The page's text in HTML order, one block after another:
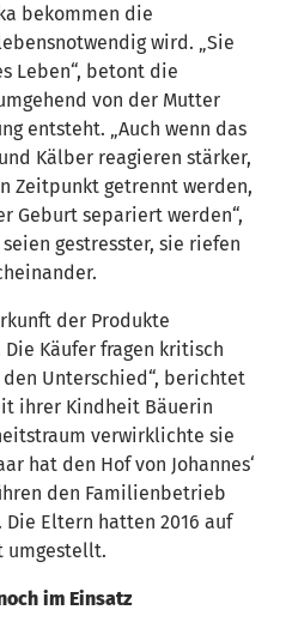
bekommen die
wird. „Sie
Leben“, betont die
von der Mutter
entsteht. „Auch wenn das
Kälber reagieren stärker,
Zeitpunkt getrennt werden,
Geburt separiert werden“,
gestresster, sie riefen
der Produkte
Käufer fragen kritisch
den Unterschied“, berichtet
ihrer Kindheit Bäuerin
verwirklichte sie
hat den Hof von Johannes‘
den Familienbetrieb
Eltern hatten 2016 auf
umgestellt.
im Einsatz